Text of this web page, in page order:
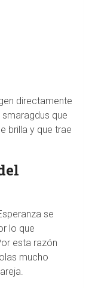
directamente
que
brilla y que trae
se
lo que
esta razón
mucho